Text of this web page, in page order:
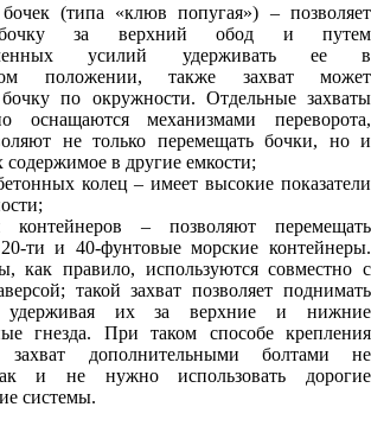
(типа «клюв попугая») – позволяет
бочку за верхний обод и путем
усилий удерживать ее в
положении, также захват может
по окружности. Отдельные захваты
оснащаются механизмами переворота,
не только перемещать бочки, но и
содержимое в другие емкости;
колец – имеет высокие показатели
контейнеров – позволяют перемещать
ти и 40-фунтовые морские контейнеры.
как правило, используются совместно с
такой захват позволяет поднимать
удерживая их за верхние и нижние
гнезда. При таком способе крепления
захват дополнительными болтами не
и не нужно использовать дорогие
системы.